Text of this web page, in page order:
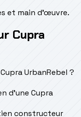
et main d'œuvre.
Cupra
UrbanRebel ?
d’une Cupra
constructeur